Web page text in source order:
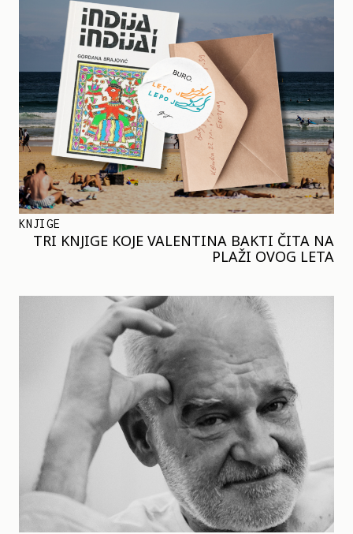
KNJIGE
TRI KNJIGE KOJE VALENTINA BAKTI ČITA NA
PLAŽI OVOG LETA